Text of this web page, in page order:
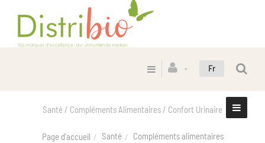
Fr
Santé / Compléments Alimentaires / Confort Urinaire
Page d'accueil Santé
Compléments alimentaires